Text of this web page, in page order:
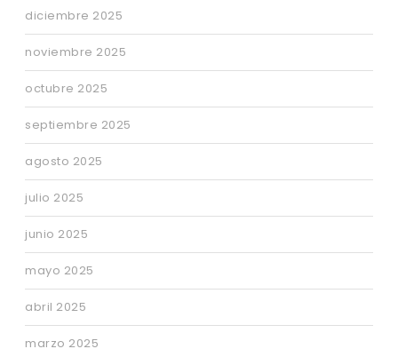
diciembre 2025
noviembre 2025
octubre 2025
septiembre 2025
agosto 2025
julio 2025
junio 2025
mayo 2025
abril 2025
marzo 2025